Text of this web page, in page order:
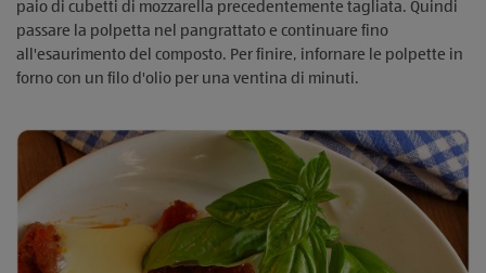
paio di cubetti di mozzarella precedentemente tagliata. Quindi
passare la polpetta nel pangrattato e continuare fino
all'esaurimento del composto. Per finire, infornare le polpette in
forno con un filo d'olio per una ventina di minuti.